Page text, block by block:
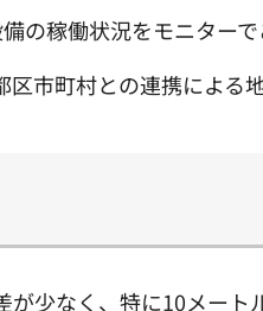
の稼働状況をモニター
区市町村との連携による
少なく、特に10メート